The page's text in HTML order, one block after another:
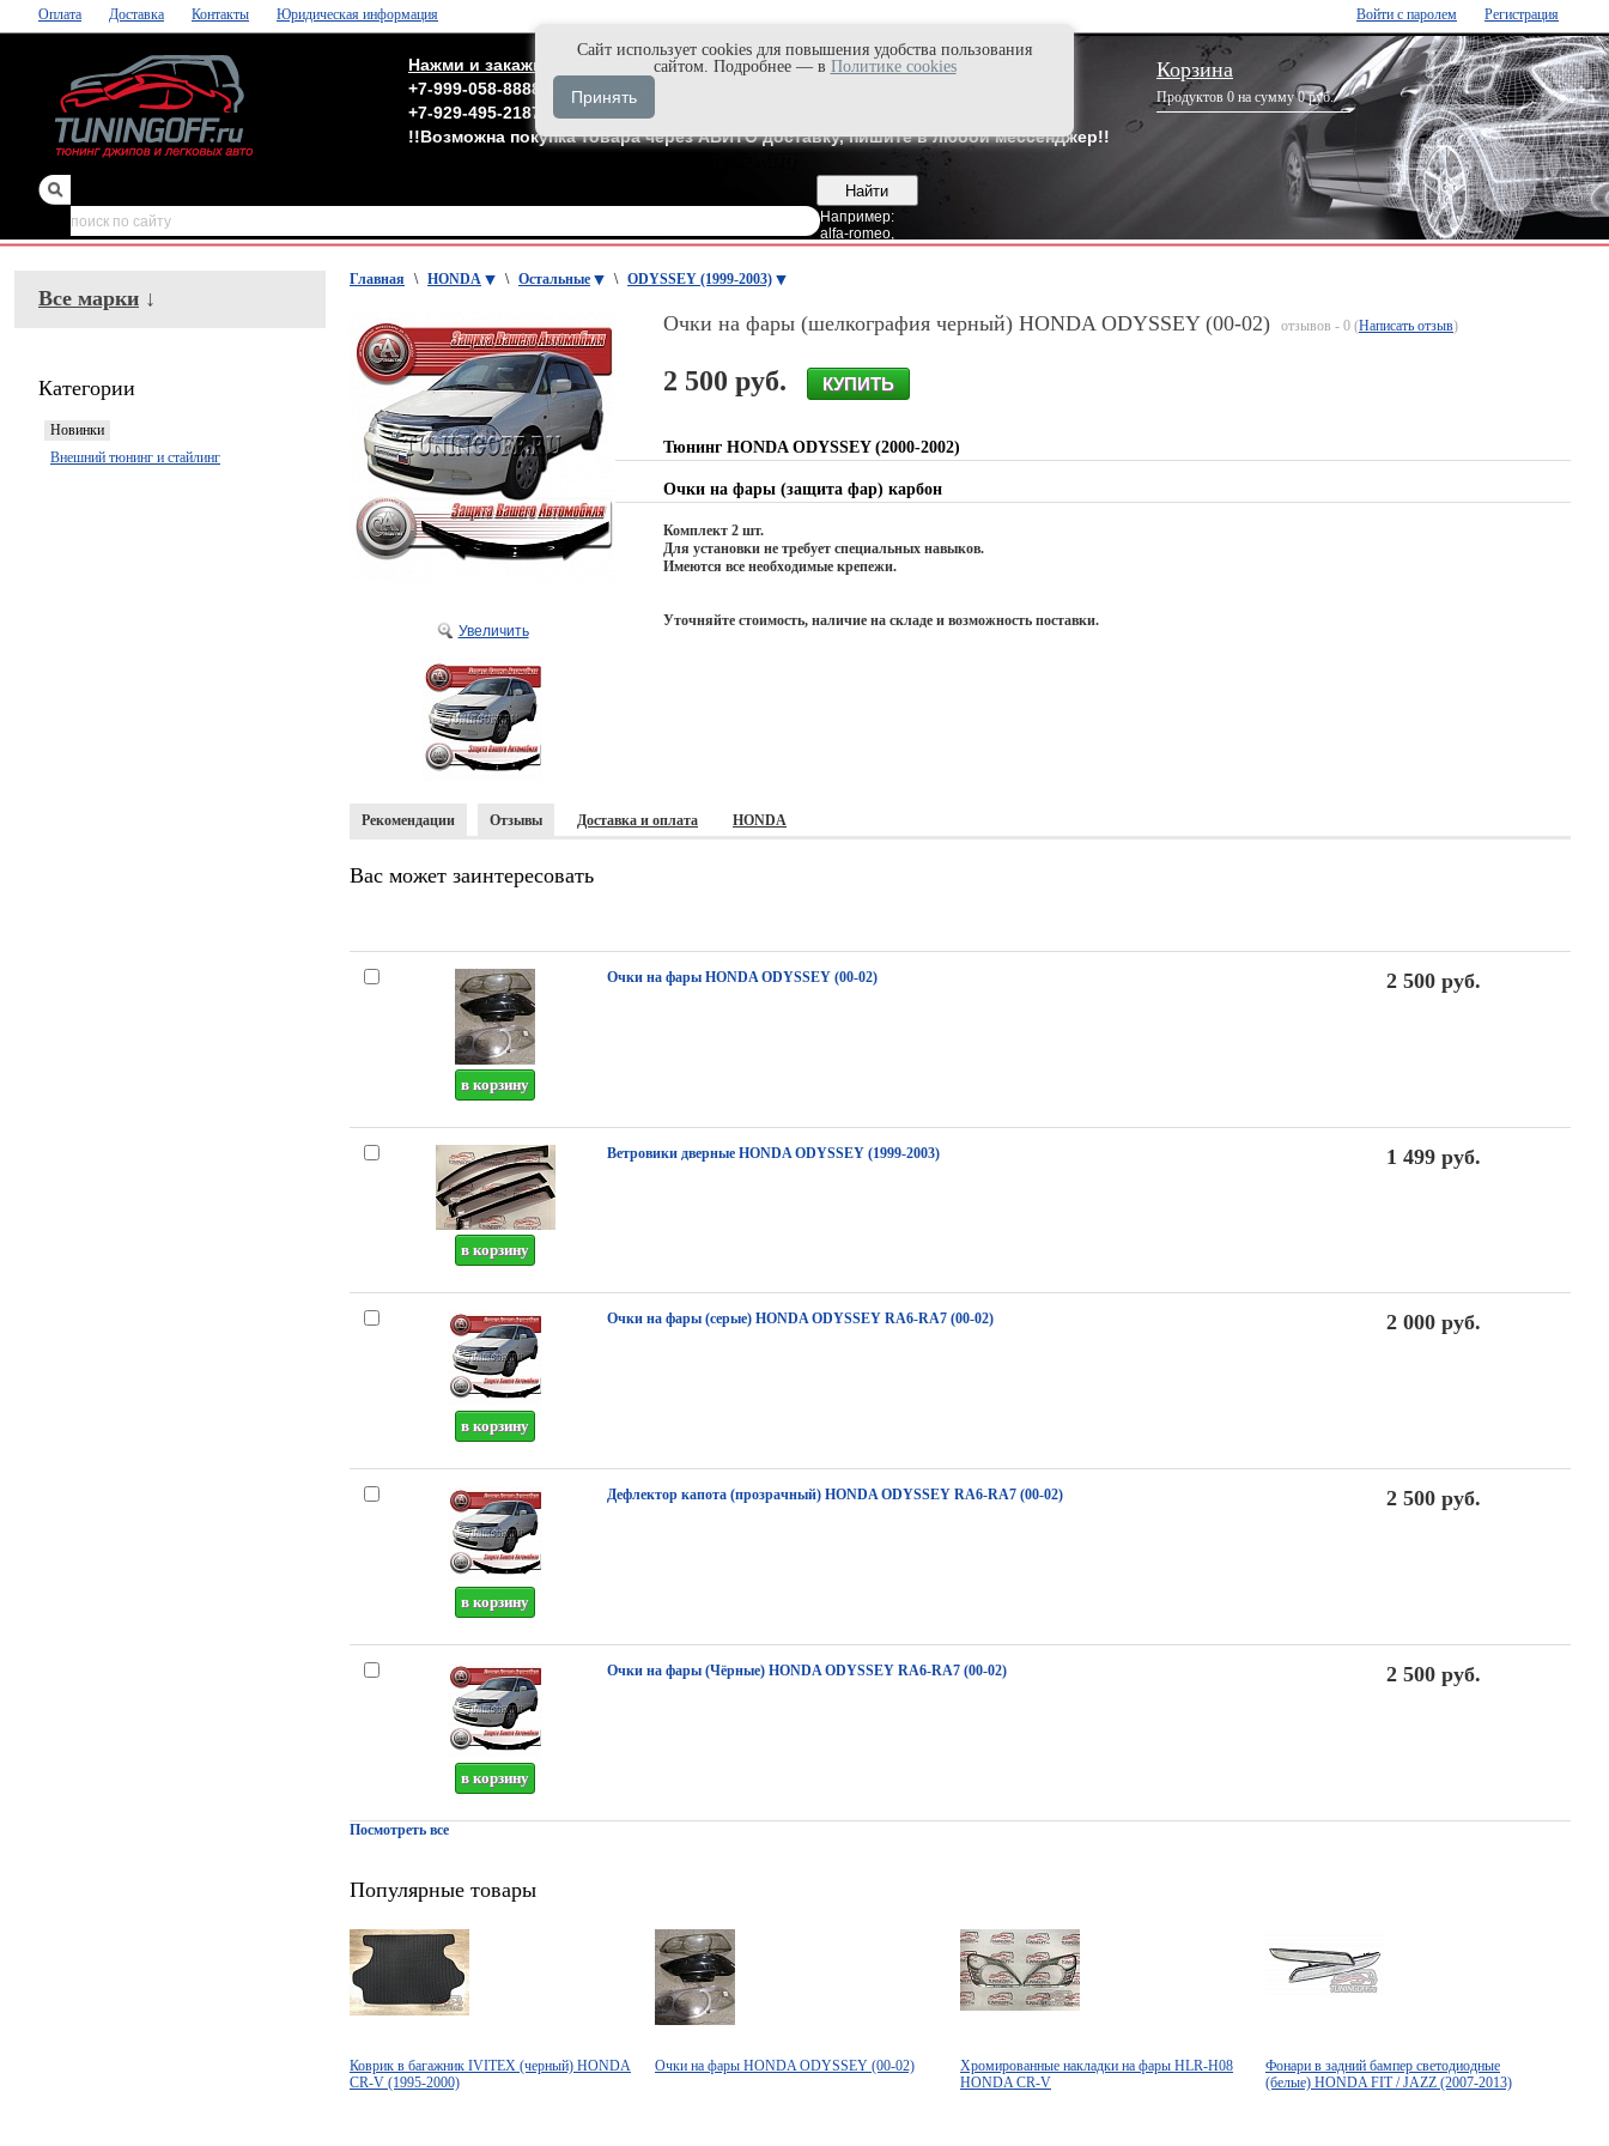
Войти с паролем Регистрация
Оплата Доставка Контакты Юридическая информация
Корзина
Продуктов 0 на сумму 0 руб.
Нажми и закажи быстро в Max'е
+7-999-058-8888
Владивосток
+7-929-495-2187
Москва
!!Возможна покупка товара через АВИТО доставку, пишите в любой мессенджер!!
Например:
alfa-romeo,
зеркала,обвесы
Все марки ↓
Категории
Новинки
Внешний тюнинг и стайлинг
Главная \ HONDA \ Остальные \ ODYSSEY (1999-2003)
Увеличить
Очки на фары (шелкография черный) HONDA ODYSSEY (00-02) отзывов - 0 (Написать отзыв)
2 500 руб.
Тюнинг HONDA ODYSSEY (2000-2002)
Очки на фары (защита фар) карбон
Комплект 2 шт.
Для установки не требует специальных навыков.
Имеются все необходимые крепежи.
Уточняйте стоимость, наличие на складе и возможность поставки.
Рекомендации Отзывы Доставка и оплата HONDA
Вас может заинтересовать
Очки на фары HONDA ODYSSEY (00-02) 2 500 руб.
Ветровики дверные HONDA ODYSSEY (1999-2003) 1 499 руб.
Очки на фары (серые) HONDA ODYSSEY RA6-RA7 (00-02) 2 000 руб.
Дефлектор капота (прозрачный) HONDA ODYSSEY RA6-RA7 (00-02) 2 500 руб.
Очки на фары (Чёрные) HONDA ODYSSEY RA6-RA7 (00-02) 2 500 руб.
Посмотреть все
Популярные товары
Коврик в багажник IVITEX (черный) HONDA
CR-V (1995-2000)
Очки на фары HONDA ODYSSEY (00-02)
Хромированные накладки на фары HLR-H08
HONDA CR-V
Фонари в задний бампер светодиодные
(белые) HONDA FIT / JAZZ (2007-2013)
Cайт использует cookies для повышения удобства пользования
сайтом. Подробнее — в Политике cookies
Принять